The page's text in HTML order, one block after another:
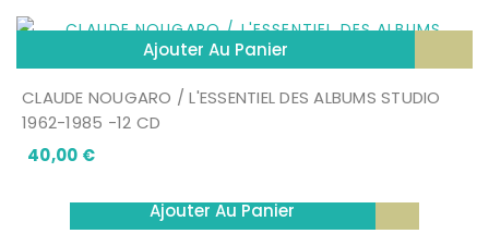
Ajouter Au Panier
CLAUDE NOUGARO / L'ESSENTIEL DES ALBUMS STUDIO
1962-1985 -12 CD
40,00 €Prix
Ajouter Au Panier